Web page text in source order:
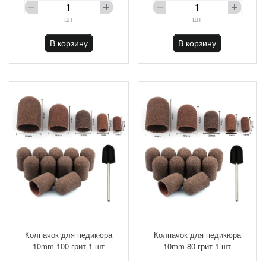
шт
В корзину
шт
В корзину
Колпачок для педикюра
10mm 100 грит 1 шт
Колпачок для педикюра
10mm 80 грит 1 шт